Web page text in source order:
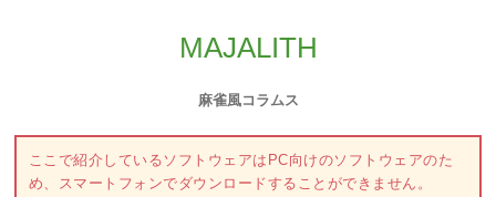
MAJALITH
麻雀風コラムス
ここで紹介しているソフトウェアはPC向けのソフトウェアのた
め、スマートフォンでダウンロードすることができません。